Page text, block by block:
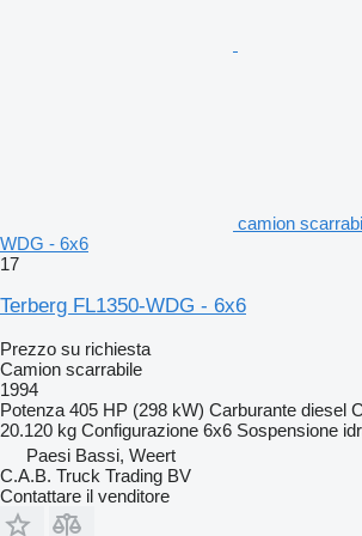
camion
WDG - 6x6
17
Terberg FL1350-WDG - 6x6
Prezzo su richiesta
Camion scarrabile
1994
Potenza 405 HP (298 kW) Carburante diesel
20.120 kg Configurazione 6x6 Sospensione
Paesi Bassi, Weert
C.A.B. Truck Trading BV
Contattare il venditore